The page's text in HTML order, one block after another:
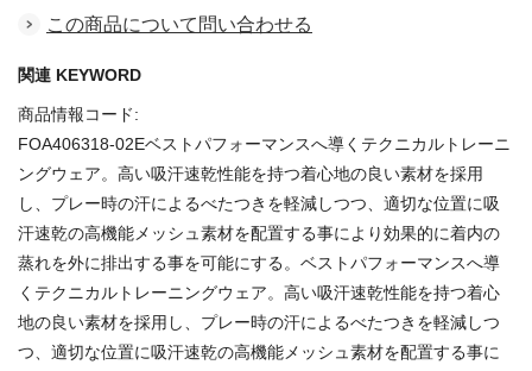
この商品について問い合わせる
関連 KEYWORD
商品情報コード:
FOA406318-02Eベストパフォーマンスへ導くテクニカルトレーニ
ングウェア。高い吸汗速乾性能を持つ着心地の良い素材を採用
し、プレー時の汗によるべたつきを軽減しつつ、適切な位置に吸
汗速乾の高機能メッシュ素材を配置する事により効果的に着内の
蒸れを外に排出する事を可能にする。ベストパフォーマンスへ導
くテクニカルトレーニングウェア。高い吸汗速乾性能を持つ着心
地の良い素材を採用し、プレー時の汗によるべたつきを軽減しつ
つ、適切な位置に吸汗速乾の高機能メッシュ素材を配置する事に